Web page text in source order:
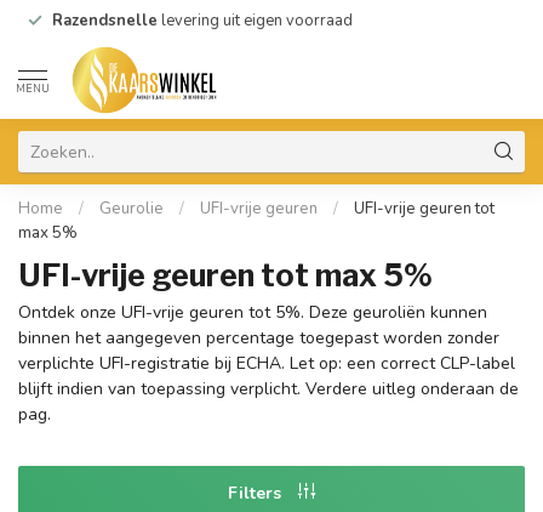
Razendsnelle levering uit eigen voorraad
MENU
Home / Geurolie / UFI-vrije geuren /
UFI-vrije geuren tot
max 5%
UFI-vrije geuren tot max 5%
Ontdek onze UFI-vrije geuren tot 5%. Deze geuroliën kunnen
binnen het aangegeven percentage toegepast worden zonder
verplichte UFI-registratie bij ECHA. Let op: een correct CLP-label
blijft indien van toepassing verplicht. Verdere uitleg onderaan de
pag.
Filters